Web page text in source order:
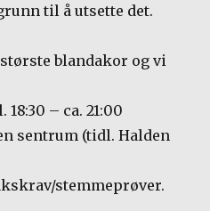
til å utsette det.
blandakor og vi
– ca. 21:00
sentrum (tidl. Halden
stemmeprøver.